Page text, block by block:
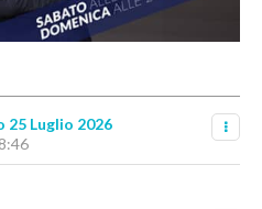
25 Luglio 2026